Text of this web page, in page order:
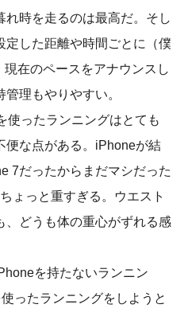
れ時を走るのは最高だ。そし
定した距離や時間ごとに（僕
在のペースをアナウンスし
理もやりやすい。
使ったランニングはとても
便な点がある。iPhoneが結
7だったからまだマシだった
ょっと重すぎる。ウエスト
、どうも体の重心がずれる感
を持たないランニン
ったランニングをしようと